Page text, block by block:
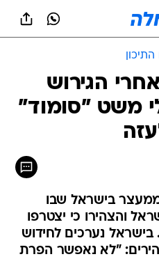
הגירוש
משט "סומוד"
בישראל שבו
והצהירו כי יצטרפו
נערכים לחידוש
"לא נאפשר הפרת